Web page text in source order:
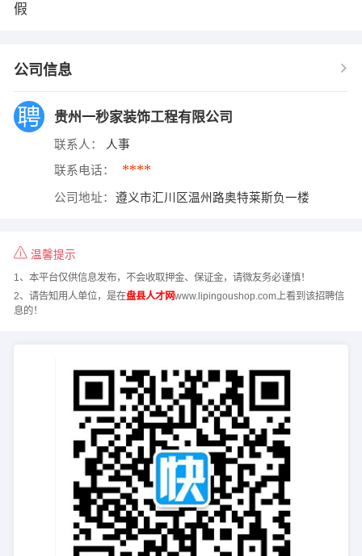
假
公司信息
贵州一秒家装饰工程有限公司
联系人： 人事
联系电话： ****
公司地址： 遵义市汇川区温州路奥特莱斯负一楼
温馨提示
1、本平台仅供信息发布，不会收取押金、保证金，请微友务必谨慎！
2、请告知用人单位，是在盘县人才网www.lipingoushop.com上看到该招聘信
息的！